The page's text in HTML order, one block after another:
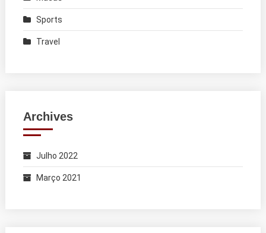
Sports
Travel
Archives
Julho 2022
Março 2021